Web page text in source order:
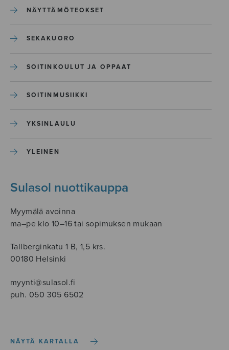
NÄYTTÄMÖTEOKSET
SEKAKUORO
SOITINKOULUT JA OPPAAT
SOITINMUSIIKKI
YKSINLAULU
YLEINEN
Sulasol nuottikauppa
Myymälä avoinna
ma–pe klo 10–16 tai sopimuksen mukaan
Tallberginkatu 1 B, 1,5 krs.
00180 Helsinki
myynti@sulasol.fi
puh. 050 305 6502
NÄYTÄ KARTALLA